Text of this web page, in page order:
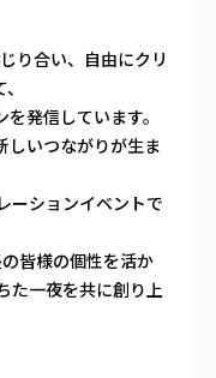
り合い、⾃由にクリ
発信しています。
しいつながりが⽣ま
ーションイベントで
皆様の個性を活か
た⼀夜を共に創り上